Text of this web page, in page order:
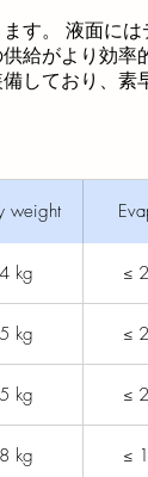
す。 液面に
給がより効率
しており、素
weight
kg ≤
kg ≤
kg ≤
kg ≤